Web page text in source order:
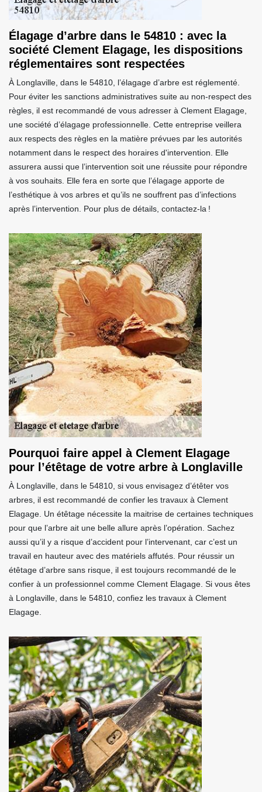
Élagage d’arbre dans le 54810 : avec la
société Clement Elagage, les dispositions
réglementaires sont respectées
À Longlaville, dans le 54810, l’élagage d’arbre est réglementé.
Pour éviter les sanctions administratives suite au non-respect des
règles, il est recommandé de vous adresser à Clement Elagage,
une société d’élagage professionnelle. Cette entreprise veillera
aux respects des règles en la matière prévues par les autorités
notamment dans le respect des horaires d'intervention. Elle
assurera aussi que l’intervention soit une réussite pour répondre
à vos souhaits. Elle fera en sorte que l’élagage apporte de
l’esthétique à vos arbres et qu’ils ne souffrent pas d’infections
après l’intervention. Pour plus de détails, contactez-la !
Pourquoi faire appel à Clement Elagage
pour l’étêtage de votre arbre à Longlaville
À Longlaville, dans le 54810, si vous envisagez d’étêter vos
arbres, il est recommandé de confier les travaux à Clement
Elagage. Un étêtage nécessite la maitrise de certaines techniques
pour que l’arbre ait une belle allure après l’opération. Sachez
aussi qu’il y a risque d’accident pour l’intervenant, car c’est un
travail en hauteur avec des matériels affutés. Pour réussir un
étêtage d’arbre sans risque, il est toujours recommandé de le
confier à un professionnel comme Clement Elagage. Si vous êtes
à Longlaville, dans le 54810, confiez les travaux à Clement
Elagage.